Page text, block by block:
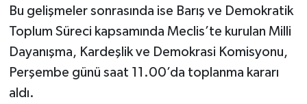
Bu gelişmeler sonrasında ise Barış ve Demokratik
Toplum Süreci kapsamında Meclis’te kurulan Milli
Dayanışma, Kardeşlik ve Demokrasi Komisyonu,
Perşembe günü saat 11.00’da toplanma kararı
aldı.